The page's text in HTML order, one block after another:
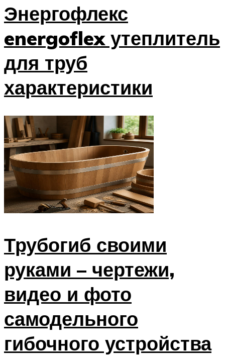
Энергофлекс
energoflex утеплитель
для труб
характеристики
Трубогиб своими
руками – чертежи,
видео и фото
самодельного
гибочного устройства